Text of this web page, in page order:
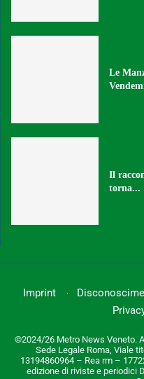
Le
Il
torna...
©2024/26 Metro News Veneto.
Sede Legale Roma, Viale
13194860964 – Rea rm –
edizione di riviste e periodici
Imprint